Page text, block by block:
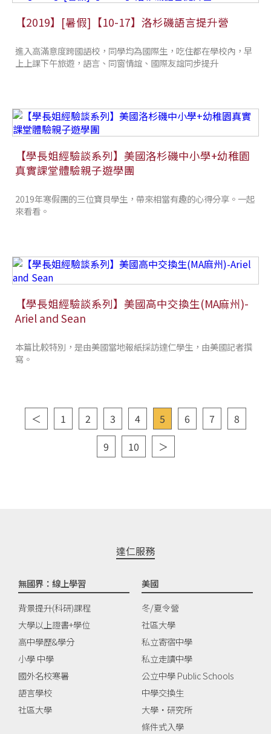
【2019】[暑假]【10-17】洛杉磯語言提升營
進入高滿意度跨國語校，同學均為國際生，吃住都在學校內，早
上上課下午旅遊，語言、同窗情誼、國際友誼同步提升
【學長姐經驗談系列】美國洛杉磯中小學+幼稚園
真實課堂體驗親子遊學團
2019年寒假團的三位寶貝學生，帶來相當有趣的心得分享。一起
來看看。
【學長姐經驗談系列】美國高中交換生(MA麻州)-
Ariel and Sean
本篇比較特別，是由美國當地報紙採訪達仁學生，由美國記者撰
寫。
＜ 1 2 3 4 5 6 7
8
9
10 ＞
達仁服務
無國界：線上學習
背景提升(科研)課程
大學以上證書+學位
高中學歷&學分
小學 中學
國外名校寒暑
語言學校
社區大學
美國
冬/夏令營
社區大學
私立寄宿中學
私立走讀中學
公立中學 Public Schools
中學交換生
大學‧研究所
條件式入學